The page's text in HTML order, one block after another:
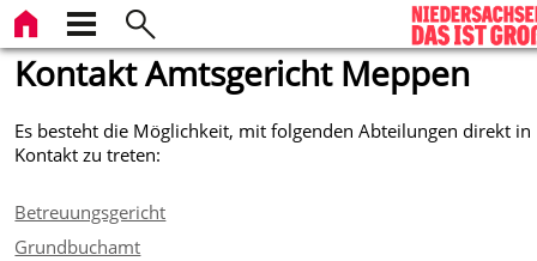
Kontakt Amtsgericht Meppen
Es besteht die Möglichkeit, mit folgenden Abteilungen direkt in
Kontakt zu treten:
Betreuungsgericht
Grundbuchamt